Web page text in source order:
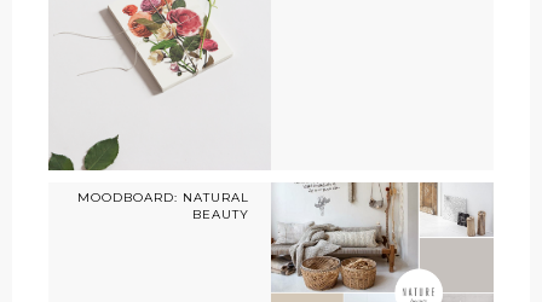
MOODBOARD: NATURAL
BEAUTY